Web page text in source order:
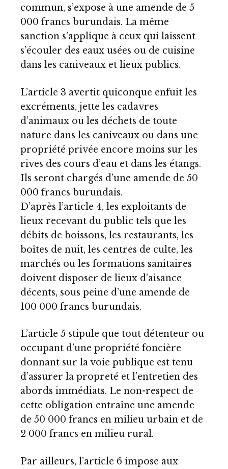
commun, s’expose à une amende de 5
000 francs burundais. La même
sanction s’applique à ceux qui laissent
s’écouler des eaux usées ou de cuisine
dans les caniveaux et lieux publics.
L’article 3 avertit quiconque enfuit les
excréments, jette les cadavres
d’animaux ou les déchets de toute
nature dans les caniveaux ou dans une
propriété privée encore moins sur les
rives des cours d’eau et dans les étangs.
Ils seront chargés d’une amende de 50
000 francs burundais.
D’après l’article 4, les exploitants de
lieux recevant du public tels que les
débits de boissons, les restaurants, les
boîtes de nuit, les centres de culte, les
marchés ou les formations sanitaires
doivent disposer de lieux d’aisance
décents, sous peine d’une amende de
100 000 francs burundais.
L’article 5 stipule que tout détenteur ou
occupant d’une propriété foncière
donnant sur la voie publique est tenu
d’assurer la propreté et l’entretien des
abords immédiats. Le non-respect de
cette obligation entraîne une amende
de 50 000 francs en milieu urbain et de
2 000 francs en milieu rural.
Par ailleurs, l’article 6 impose aux